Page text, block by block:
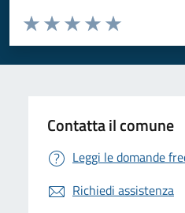
Valuta da 1 a 5 stelle la pagina
Valuta 5 stelle
Valuta 4 stelle su 5
Valuta 3 stelle su 5
Valuta 2 stelle su 5
Valuta 1 stelle su 5
Contatta il comune
Leggi le domande
Richiedi assistenza